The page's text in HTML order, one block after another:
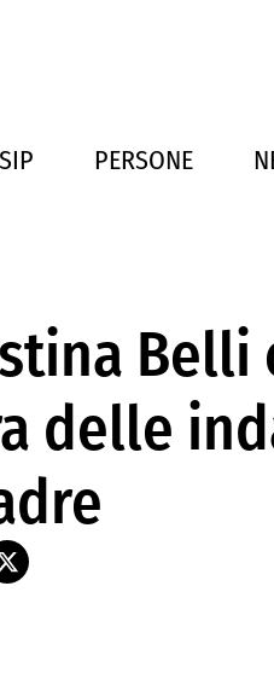
PERSONE
Belli
delle